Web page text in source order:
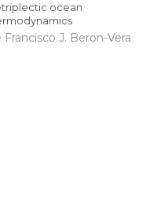
ocean
Francisco J. Beron-Vera